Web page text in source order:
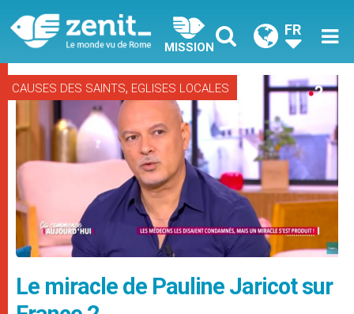
MISSION
FR
CAUSES DES SAINTS, EGLISES LOCALES
Le miracle de Pauline Jaricot sur